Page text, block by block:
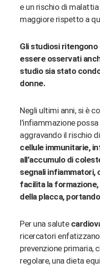
e un rischio di
maggiore rispetto a
Gli studiosi
essere osservati
studio sia stato
donne.
Negli ultimi anni, si è
l’infiammazione
aggravando il rischio
cellule immunitarie,
all’accumulo di
segnali infiammatori,
facilita la
della placca,
Per una salute
ricercatori
prevenzione primaria,
regolare, una dieta